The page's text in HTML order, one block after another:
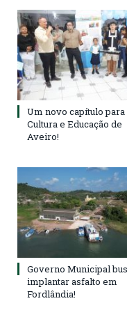
Um novo capítulo para
Cultura e Educação de
Aveiro!
Governo Municipal
implantar asfalto em
Fordlândia!